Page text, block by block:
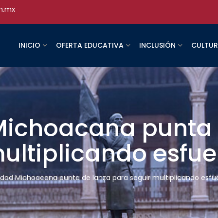
INICIO OFERTA EDUCATIVA INCLUSIÓN
Michoacana punta de lanza para seguir multiplicando